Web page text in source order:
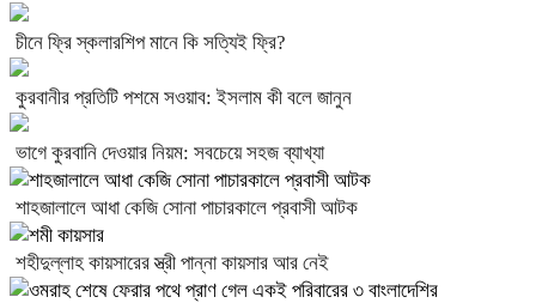
চীনে ফ্রি স্কলারশিপ মানে কি সত্যিই ফ্রি?
কুরবানীর প্রতিটি পশমে সওয়াব: ইসলাম কী বলে জানুন
ভাগে কুরবানি দেওয়ার নিয়ম: সবচেয়ে সহজ ব্যাখ্যা
শাহজালালে আধা কেজি সোনা পাচারকালে প্রবাসী আটক
শহীদুল্লাহ কায়সারের স্ত্রী পান্না কায়সার আর নেই